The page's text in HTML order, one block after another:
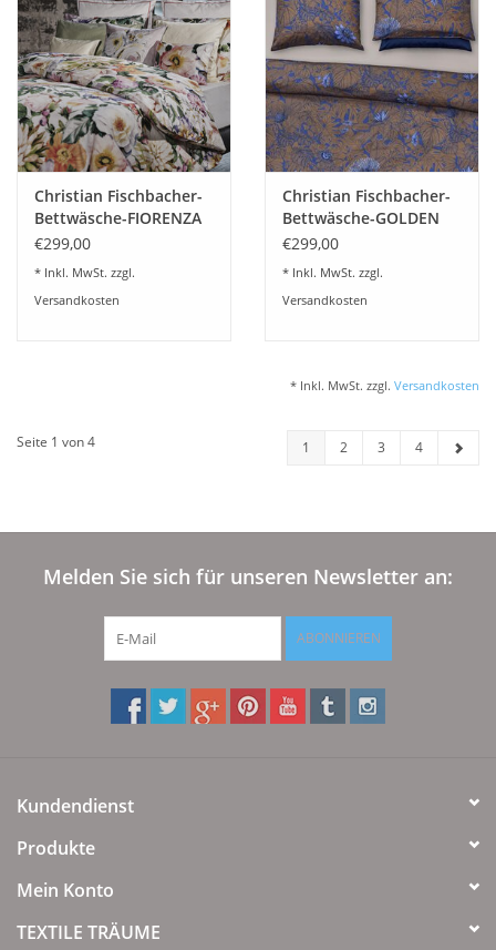
Christian Fischbacher-
Bettwäsche-FIORENZA
€299,00
* Inkl. MwSt. zzgl.
Versandkosten
Christian Fischbacher-
Bettwäsche-GOLDEN
GARDEN-schweizer
€299,00
* Inkl. MwSt. zzgl.
Versandkosten
* Inkl. MwSt. zzgl. Versandkosten
Seite 1 von 4 1 2 3 4
Melden Sie sich für unseren Newsletter an:
ABONNIEREN
Kundendienst
Produkte
Mein Konto
TEXTILE TRÄUME